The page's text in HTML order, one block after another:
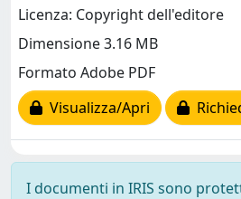
Licenza: Copyright dell'editore
Dimensione 3.16 MB
Formato Adobe PDF
Visualizza/Apri
I documenti in IRIS sono